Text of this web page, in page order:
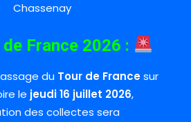
Chassenay
France 2026 :
du Tour de Francesur
le jeudi 16 juillet 2026,
des collectes sera